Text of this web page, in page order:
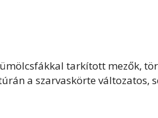
tarkított mezők,
a szarvaskörte változatos,